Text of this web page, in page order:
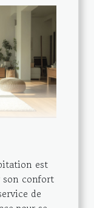
est
son confort
de